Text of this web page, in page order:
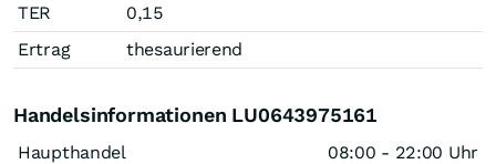
TER
0,15
Ertrag
thesaurierend
Handelsinformationen LU0643975161
Haupthandel
08:00 - 22:00 Uhr